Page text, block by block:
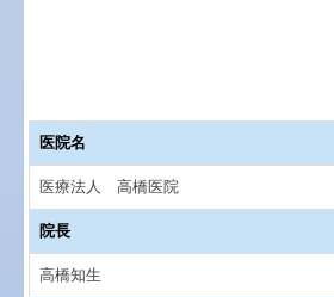
医院名
医療法人 高橋医院
院長
高橋知生